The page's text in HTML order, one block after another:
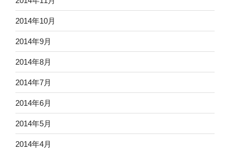
2014年10月
2014年9月
2014年8月
2014年7月
2014年6月
2014年5月
2014年4月